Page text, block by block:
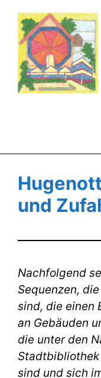
Inhalt
springen
und
Nachfolgend
Sequenzen,
sind, die einen
an Gebäuden
die unter den
Stadtbibliothek
sind und sich